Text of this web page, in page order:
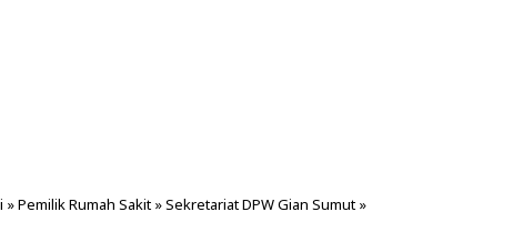
»Pemilik Rumah Sakit »Sekretariat DPW Gian Sumut »